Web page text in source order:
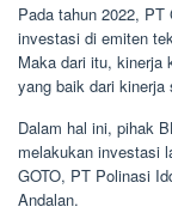
Pada tahun 2022,
investasi di emiten
Maka dari itu, kinerja
yang baik dari kinerja
Dalam hal ini, pihak
melakukan investasi
GOTO, PT Polinasi
Andalan.